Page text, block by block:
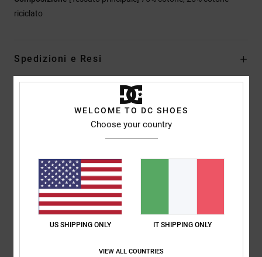
riciclato
Spedizioni e Resi
Recensioni dei clienti
5.0
basato su1 recensioni verificatedal febbraio 2026
Il 100% dei nostri clienti consiglia questo prodotto
WELCOME TO DC SHOES
Choose your country
US SHIPPING ONLY IT SHIPPING ONLY
VIEW ALL COUNTRIES